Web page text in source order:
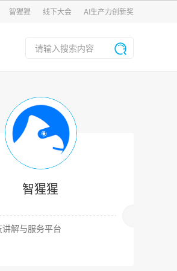
智猩猩 线下大会 AI生产力创新奖
智猩猩
解与服务平台